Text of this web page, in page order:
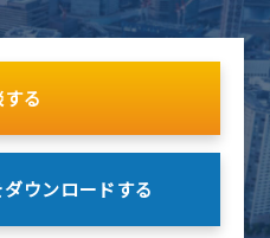
る
ダウンロードする